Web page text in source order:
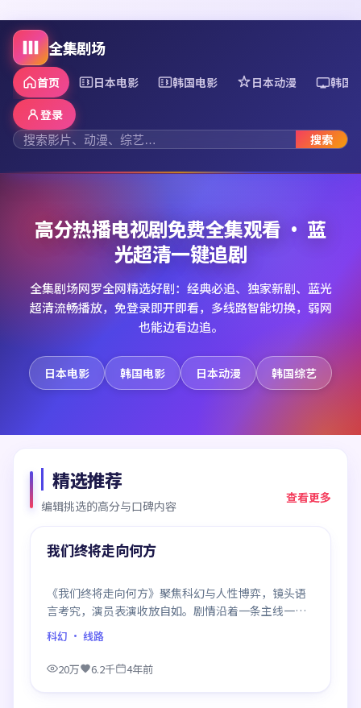
全集剧场
首页 日本电影 韩国电影 日本动漫 韩国
搜索
登录
高分热播电视剧免费全集观看 · 蓝
光超清一键追剧
全集剧场网罗全网精选好剧：经典必追、独家新剧、蓝光
超清流畅播放，免登录即开即看，多线路智能切换，弱网
也能边看边追。
日本电影 韩国电影 日本动漫 韩国综艺
精选推荐
编辑挑选的高分与口碑内容
查看更多
精选
99:48
我们终将走向何方
《我们终将走向何方》聚焦科幻与人性博弈，镜头语
言考究，演员表演收放自如。剧情沿着一条主线一路
反转，每次揭晓都重塑前情认知，悬念感拉满。
科幻 · 线路
20万 6.2千 4年前